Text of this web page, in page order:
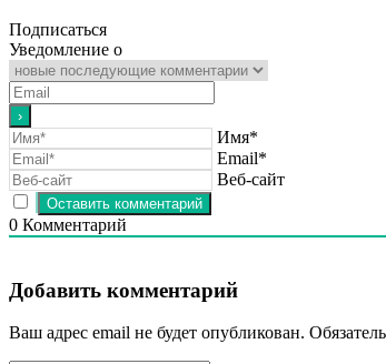
Подписаться
Уведомление о
Имя*
Email*
Веб-сайт
0 Комментарий
Добавить комментарий
Ваш адрес email не будет опубликован.